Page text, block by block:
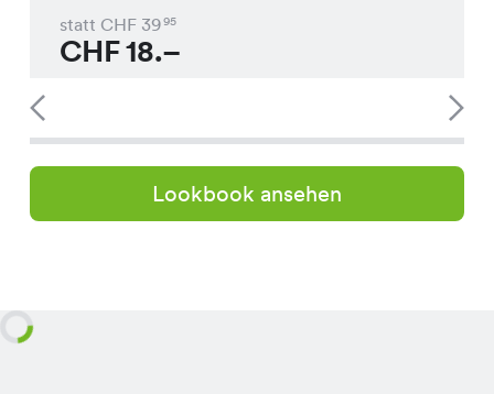
statt CHF 3995
CHF18.–
Lookbook ansehen